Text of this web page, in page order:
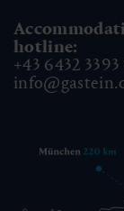
hotline:
+43 6432